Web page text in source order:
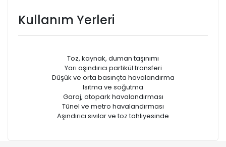
Kullanım Yerleri
Toz, kaynak, duman taşınımı
Yarı aşındırıcı partikül transferi
Düşük ve orta basınçta havalandırma
Isıtma ve soğutma
Garaj, otopark havalandırması
Tünel ve metro havalandırması
Aşındırıcı sıvılar ve toz tahliyesinde